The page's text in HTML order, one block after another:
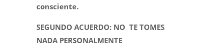
consciente.
SEGUNDO ACUERDO: NO TE TOMES
NADA PERSONALMENTE